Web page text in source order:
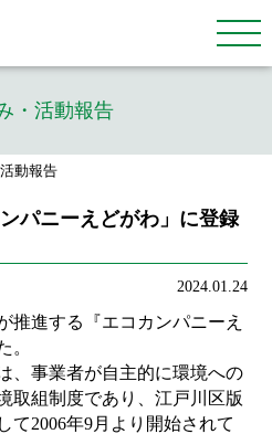
・活動報告
動報告
パニーえどがわ」に登録
2024.01.24
推進する『エコカンパニーえ
。
、事業者が自主的に環境への
取組制度であり、江戸川区版
て2006年9月より開始されて